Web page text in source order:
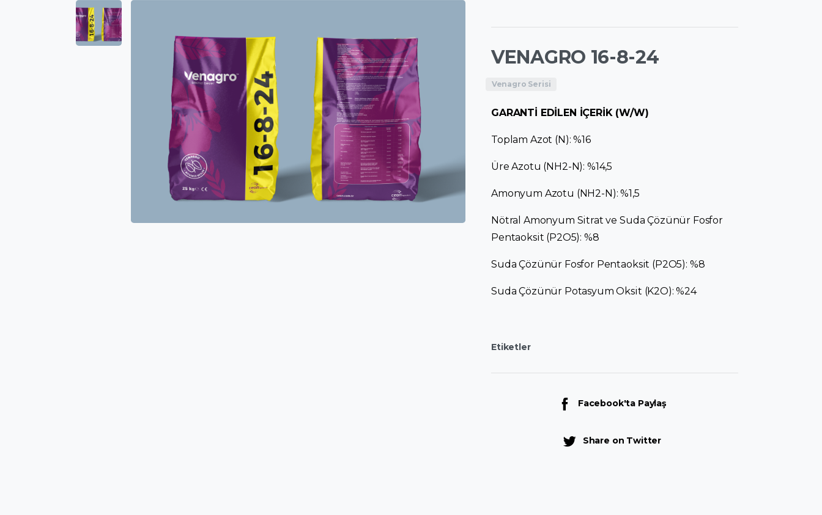
VENAGRO 16-8-24
Venagro Serisi
GARANTİ EDİLEN İÇERİK (W/W)
Toplam Azot (N): %16
Üre Azotu (NH2-N): %14,5
Amonyum Azotu (NH2-N): %1,5
Nötral Amonyum Sitrat ve Suda Çözünür Fosfor
Pentaoksit (P2O5): %8
Suda Çözünür Fosfor Pentaoksit (P2O5): %8
Suda Çözünür Potasyum Oksit (K2O): %24
Etiketler
Facebook'ta Paylaş
Share on Twitter